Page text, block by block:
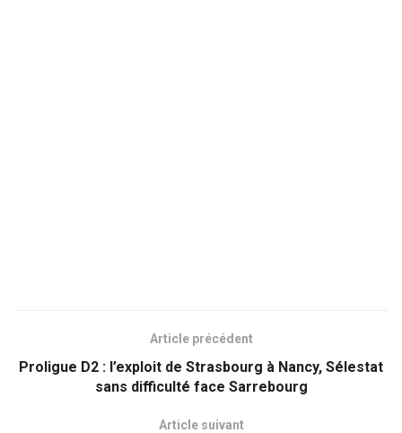
Article précédent
Proligue D2 : l’exploit de Strasbourg à Nancy, Sélestat
sans difficulté face Sarrebourg
Article suivant